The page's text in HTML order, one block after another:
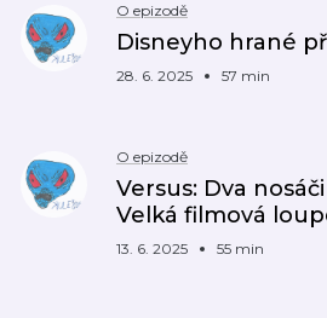
O epizodě
Disneyho hrané
28. 6. 2025 57 min
O epizodě
Versus: Dva
Velká filmová
13. 6. 2025 55 min